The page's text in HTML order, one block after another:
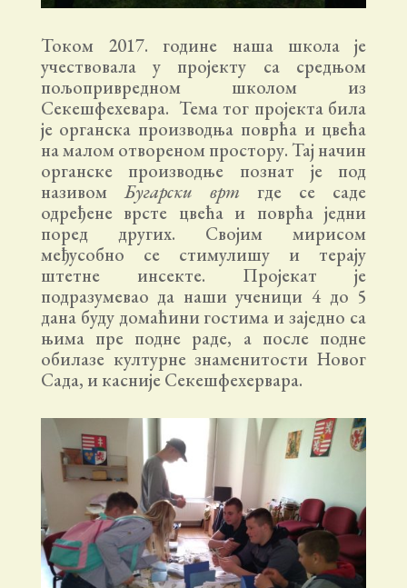
Током 2017. године наша школа је
учествовала у пројекту са средњом
пољопривредном школом из
Секешфехевара. Тема тог пројекта била
је органска производња поврћа и цвећа
на малом отвореном простору. Тај начин
органске производње познат је под
називомБугарски врт где се саде
одређене врсте цвећа и поврћа једни
поред других. Својим мирисом
међусобно се стимулишу и терају
штетне инсекте. Пројекат је
подразумевао да наши ученици 4 до 5
дана буду домаћини гостима и заједно са
њима пре подне раде, а после подне
обилазе културне знаменитости Новог
Сада, и касније Секешфехервара.